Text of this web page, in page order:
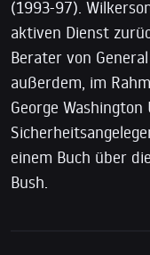
(1993-97).
aktiven Dienst
Berater von
außerdem, im
George
einem Buch über
Bush.